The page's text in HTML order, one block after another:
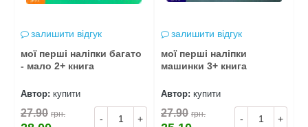
залишити відгук
мої перші наліпки багато
- мало 2+ книга
Автор: купити
- +
27.90 грн.
залишити відгук
мої перші наліпки
машинки 3+ книга
Автор: купити
- +
27.90 грн.